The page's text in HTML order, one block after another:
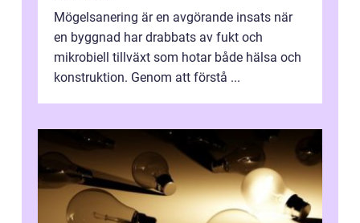
Mögelsanering är en avgörande insats när
en byggnad har drabbats av fukt och
mikrobiell tillväxt som hotar både hälsa och
konstruktion. Genom att förstå ...